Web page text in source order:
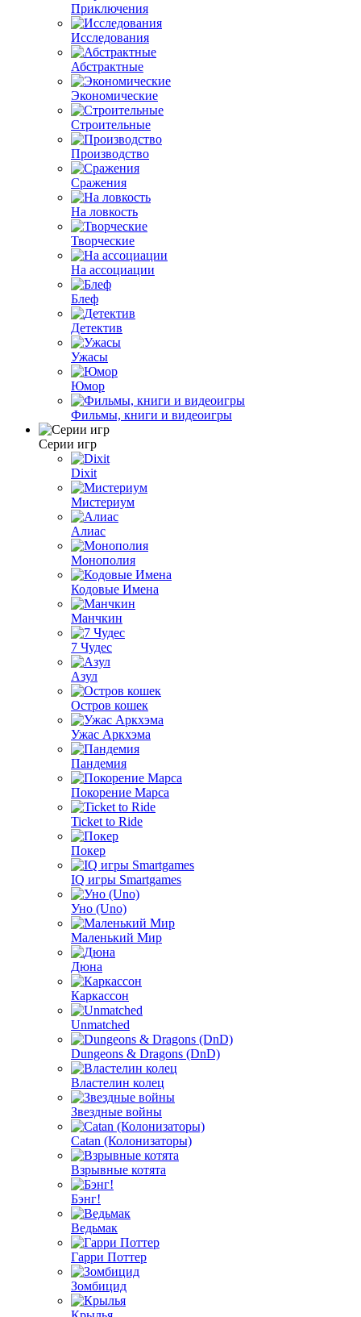
Приключения
Исследования
Абстрактные
Экономические
Строительные
Производство
Сражения
На ловкость
Творческие
На ассоциации
Блеф
Детектив
Ужасы
Юмор
Фильмы, книги и видеоигры
Серии игр
Dixit
Мистериум
Алиас
Монополия
Кодовые Имена
Манчкин
7 Чудес
Азул
Остров кошек
Ужас Аркхэма
Пандемия
Покорение Марса
Ticket to Ride
Покер
IQ игры Smartgames
Уно (Uno)
Маленький Мир
Дюна
Каркассон
Unmatched
Dungeons & Dragons (DnD)
Властелин колец
Звездные войны
Catan (Колонизаторы)
Взрывные котята
Бэнг!
Ведьмак
Гарри Поттер
Зомбицид